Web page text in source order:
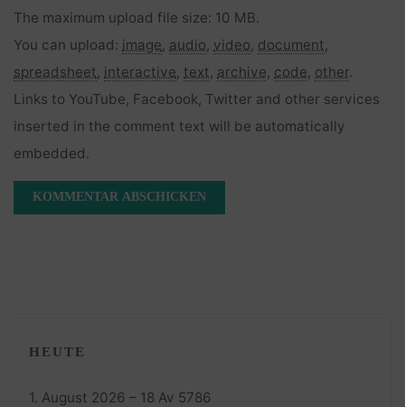
The maximum upload file size: 10 MB.
You can upload: image, audio, video, document,
spreadsheet, interactive, text, archive, code, other.
Links to YouTube, Facebook, Twitter and other services
inserted in the comment text will be automatically
embedded.
HEUTE
1. August 2026 – 18 Av 5786